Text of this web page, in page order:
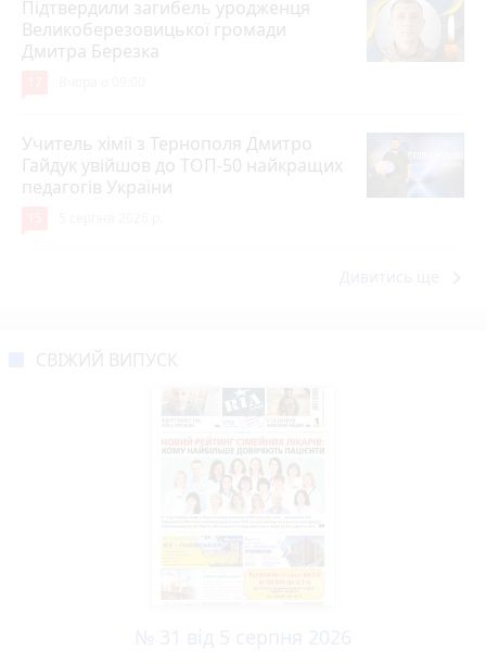
Підтвердили загибель уродженця
Великоберезовицької громади
Дмитра Березка
Учитель хімії з Тернополя Дмитро
Гайдук увійшов до ТОП-50 найкращих
педагогів України